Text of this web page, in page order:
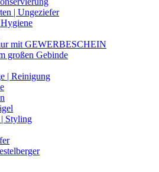
| Ungeziefer
mit GEWERBESCHEIN
großen Gebinde
| Reinigung
Styling